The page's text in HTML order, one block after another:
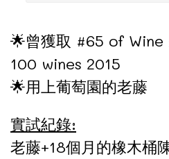
🌟曾獲取 #65 of
100 wines 2015
🌟用上葡萄園的老藤
實試紀錄:
老藤+18個月的橡木桶